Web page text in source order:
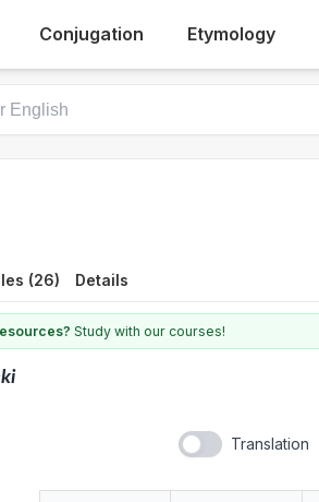
Conjugation Etymology
(26) Details
Study with our courses!
Translation